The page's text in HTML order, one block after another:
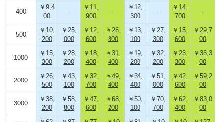
400
￥9,4
00
-
￥11,
900
-
￥12,
300
-
￥14,
700
-
500
￥10,
200
￥25,
000
￥12,
600
￥26,
800
￥13,
100
￥27,
300
￥15,
600
￥29,7
00
1000
￥15,
300
￥28,
200
￥18,
400
￥31,
400
￥19,
200
￥32,
200
￥23,
300
￥36,3
00
2000
￥26,
500
￥43,
100
￥32,
700
￥49,
400
￥34,
400
￥51,
000
￥42,
600
￥59,2
00
3000
￥38,
200
￥58,
800
￥47,
600
￥68,
200
￥50,
100
￥70,
700
￥62,
400
￥83,0
00